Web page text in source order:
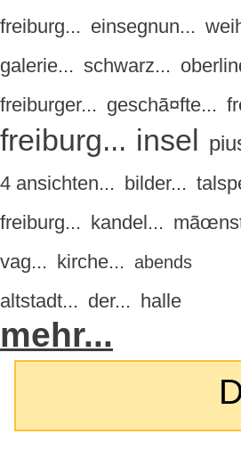
freiburg... einsegnun...
galerie... schwarz...
freiburger... geschã¤fte...
freiburg... insel
4 ansichten... bilder...
freiburg... kandel...
vag... kirche... abends
altstadt... der... halle
mehr...